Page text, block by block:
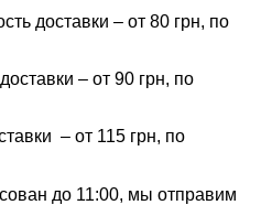
доставки – от 80 грн, по
– от 90 грн, по
– от 115 грн, по
до 11:00, мы отправим